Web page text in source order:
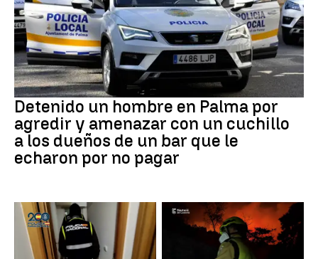
Detención
Detenido un hombre en Palma por
agredir y amenazar con un cuchillo
a los dueños de un bar que le
echaron por no pagar